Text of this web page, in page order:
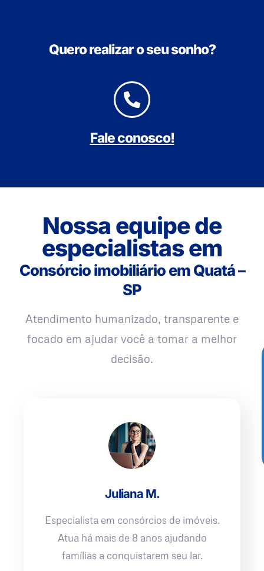
Quero realizar o seu sonho?
Fale conosco!
Nossa equipe de
especialistas em
Consórcio imobiliário em Quatá –
SP
Atendimento humanizado, transparente e
focado em ajudar você a tomar a melhor
decisão.
Juliana M.
Especialista em consórcios de imóveis.
Atua há mais de 8 anos ajudando
famílias a conquistarem seu lar.